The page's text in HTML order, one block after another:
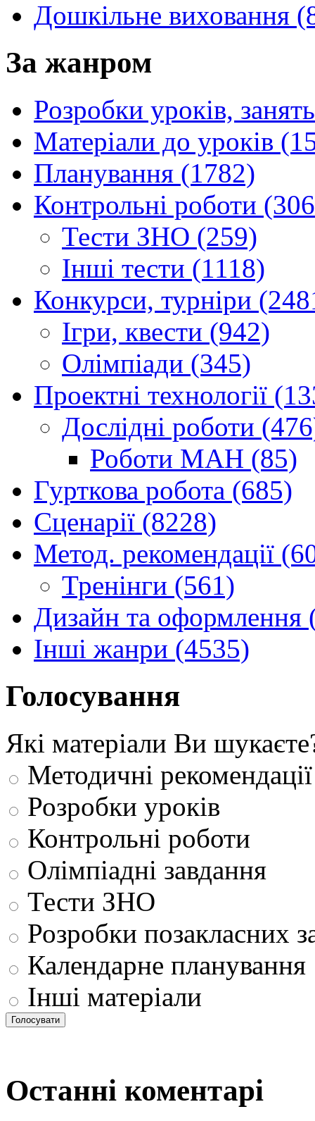
Дошкільне виховання
За жанром
Розробки уроків,
Матеріали до уроків
Планування (1782)
Контрольні роботи
Тести ЗНО (259)
Інші тести (1118)
Конкурси, турніри
Ігри, квести (942)
Олімпіади (345)
Проектні технології
Дослідні роботи
Роботи МАН (85)
Гурткова робота (685)
Сценарії (8228)
Метод. рекомендації
Тренінги (561)
Дизайн та оформлення
Інші жанри (4535)
Голосування
Які матеріали Ви
Методичні рекомендації
Розробки уроків
Контрольні роботи
Олімпіадні завдання
Тести ЗНО
Розробки позакласних
Календарне планування
Інші матеріали
Останні коментарі